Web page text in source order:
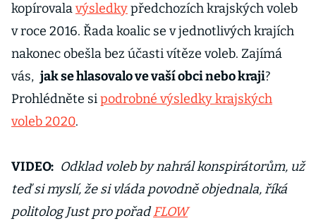
kopírovalavýsledkypředchozích krajských voleb
v roce 2016. Řada koalic se v jednotlivých krajích
nakonec obešla bez účasti vítěze voleb. Zajímá
vás, jak se hlasovalo ve vaší obci nebo kraji?
Prohlédněte sipodrobné výsledky krajských
voleb 2020.
VIDEO: Odklad voleb by nahrál konspirátorům, už
teď si myslí, že si vláda povodně objednala, říká
politolog Just pro pořadFLOW